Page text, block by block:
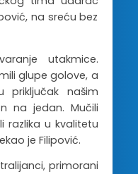
na sreću bez
utakmice.
glupe golove, a
priključak našim
na jedan. Mučili
razlika u kvalitetu
je Filipović.
primorani